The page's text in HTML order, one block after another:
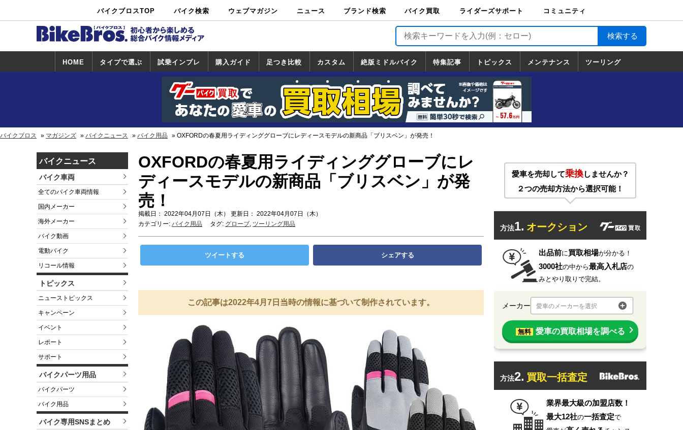
バイクブロスTOP バイク検索
中古バイ
ク・新車検
カタログ検
索
ショップ検
索
ウェブマガジン ニュース ブランド検索 バイク買取
バイク買取
ライダーズサポート
ライダーズサポート
TOP
バイク輸送
バイクガレージライ
フ
バイク車両保険
ロードサービス
バイク試乗
コミュニティ
HOME タイプで選ぶ 試乗インプレ
試乗インプレ
一覧
ホンダ
ヤマハ
スズキ
カワサキ
ハーレー
BMW
トライアンフ
ドゥカティ
購入ガイド
一覧
足つき比較 カスタム
カスタム
一覧
ホンダ
ヤマハ
スズキ
カワサキ
絶版ミドルバイク
絶版ミドルバイク
一覧
ホンダ
ヤマハ
スズキ
カワサキ
特集記事 トピックス
トピックス
一覧
ホンダ
ヤマハ
スズキ
カワサキ
ハーレーダ
ビッドソン
BMW
ドゥカティ
トライアン
フ
メンテナンス ツーリング
道の駅調査隊
ツーリング情報局
日本の道50選
国道めぐり
林道ツーリング
バイクブロス マガジンズ バイクニュース バイク用品 OXFORDの春夏用ライディンググローブにレディースモデルの新商品「ブリスベン」が発売！
バイクニュース
バイク車両
全てのバイク車両情報
国内メーカー
海外メーカー
バイク動画
電動バイク
リコール情報
トピックス
ニューストピックス
キャンペーン
イベント
レポート
サポート
バイクパーツ用品
バイクパーツ
バイク用品
バイク専用SNSまとめ
OXFORDの春夏用ライディンググローブにレ
ディースモデルの新商品「ブリスベン」が発
売！
掲載日： 2022年04月07日（木） 更新日： 2022年04月07日（木）
カテゴリー: バイク用品 タグ: グローブ, ツーリング用品
ツイートする シェアする
この記事は2022年4月7日当時の情報に基づいて制作されています。
愛車を売却して乗換しませんか？
２つの売却方法から選択可能！
方法1. オークション
出品前に買取相場が分かる！
3000社の中から最高入札店の
みとやり取りで完結。
メーカー 愛車のメーカーを選択
無料 愛車の買取相場を調べる
方法2. 買取一括査定
業界最大級の加盟店数！
最大12社の一括査定で